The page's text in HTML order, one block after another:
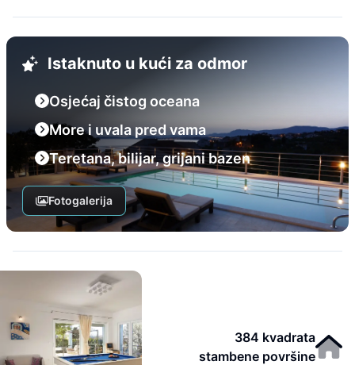
Istaknuto u kući za odmor
Osjećaj čistog oceana
More i uvala pred vama
Teretana, bilijar, grijani bazen
Fotogalerija
384 kvadrata
stambene površine